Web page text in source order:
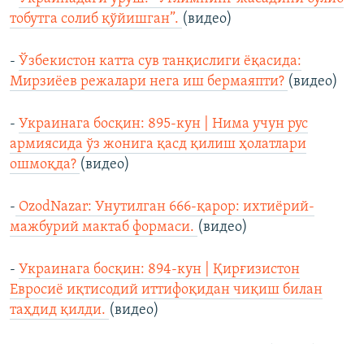
тобутга солиб қўйишган”. (видео)
- Ўзбекистон катта сув танқислиги ёқасида:
Мирзиёев режалари нега иш бермаяпти? (видео)
- Украинага босқин: 895-кун | Нима учун рус
армиясида ўз жонига қасд қилиш ҳолатлари
ошмоқда? (видео)
- OzodNazar: Унутилган 666-қарор: ихтиёрий-
мажбурий мактаб формаси. (видео)
- Украинага босқин: 894-кун | Қирғизистон
Евросиё иқтисодий иттифоқидан чиқиш билан
таҳдид қилди. (видео)